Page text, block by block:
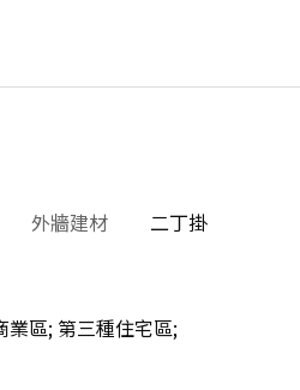
外牆建材 二丁掛
業區; 第三種住宅區;